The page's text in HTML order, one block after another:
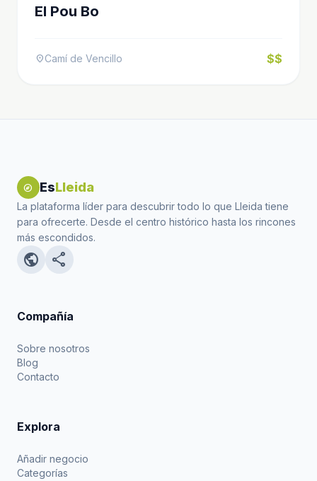
El Pou Bo
location_onCamí de Vencillo $$
explore EsLleida
La plataforma líder para descubrir todo lo que Lleida tiene
para ofrecerte. Desde el centro histórico hasta los rincones
más escondidos.
public share
Compañía
Sobre nosotros
Blog
Contacto
Explora
Añadir negocio
Categorías